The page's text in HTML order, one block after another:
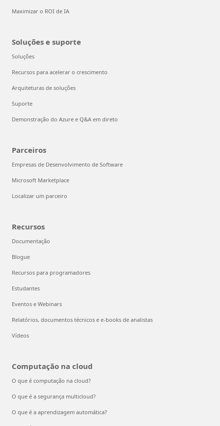
Maximizar o ROI de IA
Soluções e suporte
Soluções
Recursos para acelerar o crescimento
Arquiteturas de soluções
Suporte
Demonstração do Azure e Q&A em direto
Parceiros
Empresas de Desenvolvimento de Software
Microsoft Marketplace
Localizar um parceiro
Recursos
Documentação
Blogue
Recursos para programadores
Estudantes
Eventos e Webinars
Relatórios, documentos técnicos e e-books de analistas
Vídeos
Computação na cloud
O que é computação na cloud?
O que é a segurança multicloud?
O que é a aprendizagem automática?